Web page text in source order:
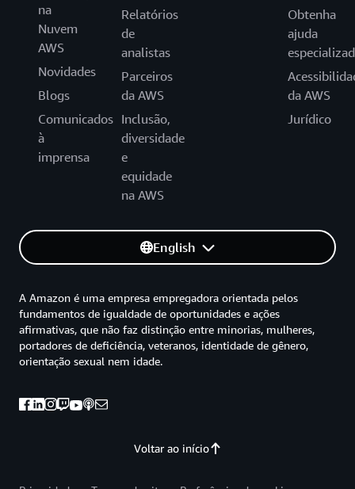
na
Nuvem
AWS
Novidades
Blogs
Comunicados
à
imprensa
Relatórios
de
analistas
Parceiros
da AWS
Inclusão,
diversidade
e
equidade
na AWS
Obtenha
ajuda
da AWS
Jurídico
English
Voltar ao início
A Amazon é uma empresa empregadora orientada pelos
fundamentos de igualdade de oportunidades e ações
afirmativas, que não faz distinção entre minorias, mulheres,
portadores de deficiência, veteranos, identidade de gênero,
orientação sexual nem idade.